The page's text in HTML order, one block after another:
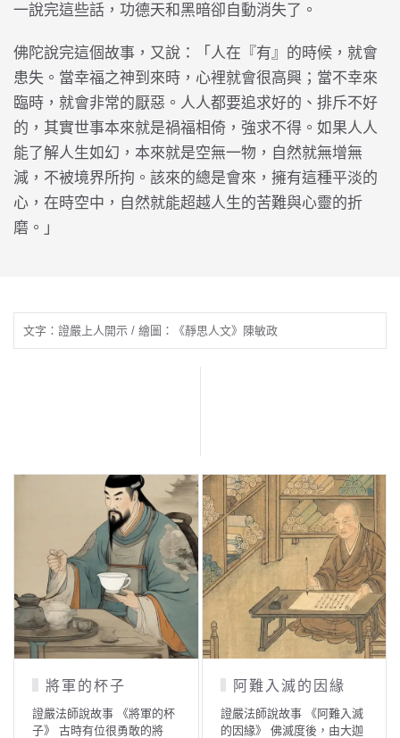
一說完這些話，功德天和黑暗卻自動消失了。
佛陀說完這個故事，又說：「人在『有』的時候，就會
患失。當幸福之神到來時，心裡就會很高興；當不幸來
臨時，就會非常的厭惡。人人都要追求好的、排斥不好
的，其實世事本來就是禍福相倚，強求不得。如果人人
能了解人生如幻，本來就是空無一物，自然就無增無
減，不被境界所拘。該來的總是會來，擁有這種平淡的
心，在時空中，自然就能超越人生的苦難與心靈的折
磨。」
文字：證嚴上人開示 / 繪圖：《靜思人文》陳敏政
將軍的杯子
證嚴法師說故事 《將軍的杯
子》 古時有位很勇敢的將
阿難入滅的因緣
證嚴法師說故事 《阿難入滅
的因緣》 佛滅度後，由大迦